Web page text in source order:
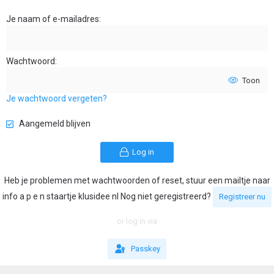
Je naam of e-mailadres
Wachtwoord
Toon
Je wachtwoord vergeten?
Aangemeld blijven
Log in
Heb je problemen met wachtwoorden of reset, stuur een mailtje naar
info a p e n staartje klusidee nl Nog niet geregistreerd?
Registreer nu
or log in via
Passkey